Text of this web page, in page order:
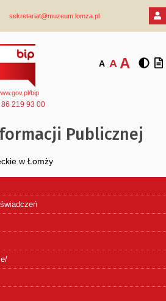
sekretariat@muzeum.lomza.pl
A A A
bip
86 219 93 00
Publicznej
w Łomży